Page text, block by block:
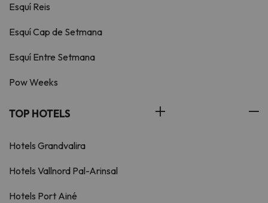
Esquí Reis
Esquí Cap de Setmana
Esquí Entre Setmana
Pow Weeks
TOP HOTELS
Hotels Grandvalira
Hotels Vallnord Pal-Arinsal
Hotels Port Ainé